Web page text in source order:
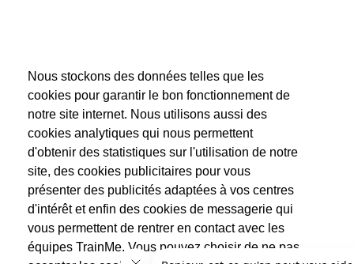
Nous stockons des données telles que les
cookies pour garantir le bon fonctionnement de
notre site internet. Nous utilisons aussi des
cookies analytiques qui nous permettent
d'obtenir des statistiques sur l'utilisation de notre
site, des cookies publicitaires pour vous
présenter des publicités adaptées à vos centres
d'intérêt et enfin des cookies de messagerie qui
vous permettent de rentrer en contact avec les
équipes TrainMe. Vous pouvez choisir de ne pas